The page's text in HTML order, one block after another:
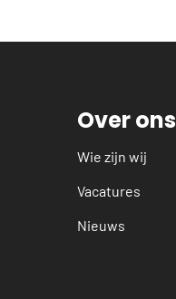
Over ons
Wie zijn wij
Vacatures
Nieuws